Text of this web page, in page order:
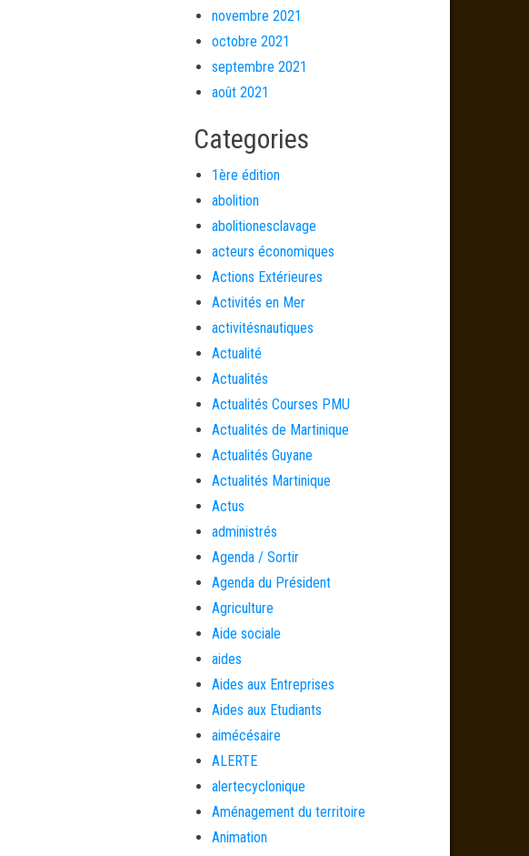
novembre 2021
octobre 2021
septembre 2021
août 2021
Categories
1ère édition
abolition
abolitionesclavage
acteurs économiques
Actions Extérieures
Activités en Mer
activitésnautiques
Actualité
Actualités
Actualités Courses PMU
Actualités de Martinique
Actualités Guyane
Actualités Martinique
Actus
administrés
Agenda / Sortir
Agenda du Président
Agriculture
Aide sociale
aides
Aides aux Entreprises
Aides aux Etudiants
aimécésaire
ALERTE
alertecyclonique
Aménagement du territoire
Animation